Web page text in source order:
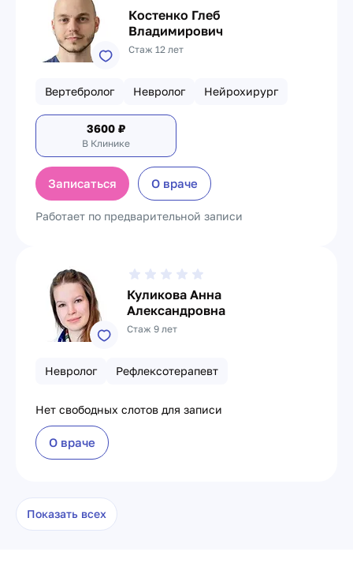
Костенко Глеб
Владимирович
Стаж 12 лет
Вертебролог Невролог Нейрохирург
3600 ₽
В Клинике
Записаться О враче
Работает по предварительной записи
Куликова Анна
Александровна
Стаж 9 лет
Невролог Рефлексотерапевт
Нет свободных слотов для записи
О враче
Показать всех